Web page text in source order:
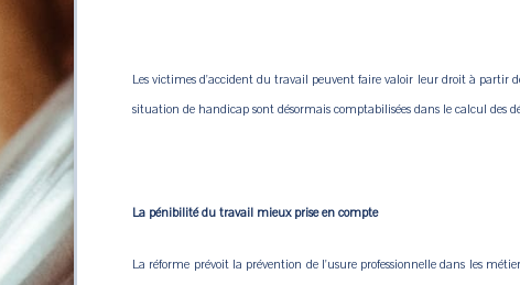
Les victimes d'accident du travail peuvent faire valoir leur droit à partir
situation de handicap sont désormais comptabilisées dans le calcul des
La pénibilité du travail mieux prise en compte
La réforme prévoit la prévention de l'usure professionnelle dans les